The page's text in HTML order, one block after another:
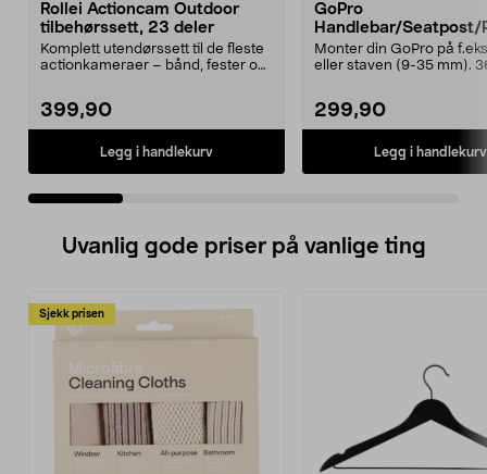
Rollei Actioncam Outdoor
tilbehørssett, 23 deler
Komplett utendørssett til de fleste
actionkameraer – bånd, fester og
399,90
Legg i handlekurv
GoPro
Handlebar/Seatpost/
Mount, rør/styrefeste.
Monter din GoPro på
eller staven (9-35 mm).
299,90
Legg i handlekurv
Uvanlig gode priser på vanlige ting
Sjekk prisen